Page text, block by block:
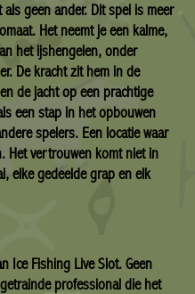
geen ander. Dit spel is meer
Het neemt je een kalme,
het ijshengelen, onder
De kracht zit hem in de
de jacht op een prachtige
een stap in het opbouwen
spelers. Een locatie waar
Het vertrouwen komt niet in
elke gedeelde grap en elk
Ice Fishing Live Slot. Geen
professional die het